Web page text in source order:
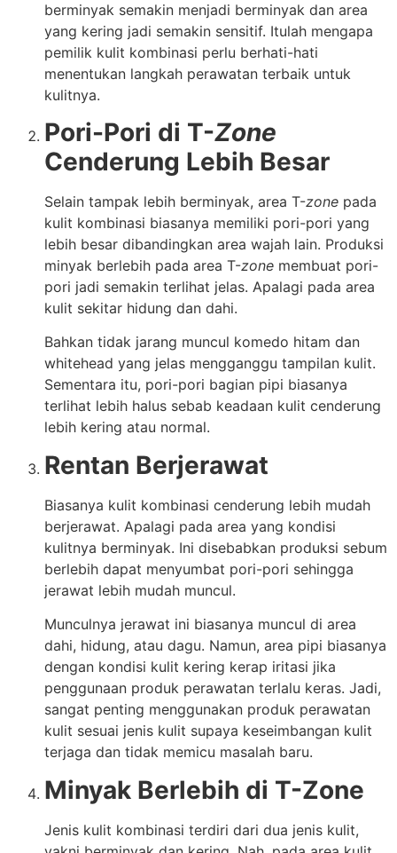
berminyak semakin menjadi berminyak dan area
yang kering jadi semakin sensitif. Itulah mengapa
pemilik kulit kombinasi perlu berhati-hati
menentukan langkah perawatan terbaik untuk
kulitnya.
Pori-Pori di T-Zone
Cenderung Lebih Besar
Selain tampak lebih berminyak, area T-zone pada
kulit kombinasi biasanya memiliki pori-pori yang
lebih besar dibandingkan area wajah lain. Produksi
minyak berlebih pada area T-zone membuat pori-
pori jadi semakin terlihat jelas. Apalagi pada area
kulit sekitar hidung dan dahi.
Bahkan tidak jarang muncul komedo hitam dan
whitehead yang jelas mengganggu tampilan kulit.
Sementara itu, pori-pori bagian pipi biasanya
terlihat lebih halus sebab keadaan kulit cenderung
lebih kering atau normal.
Rentan Berjerawat
Biasanya kulit kombinasi cenderung lebih mudah
berjerawat. Apalagi pada area yang kondisi
kulitnya berminyak. Ini disebabkan produksi sebum
berlebih dapat menyumbat pori-pori sehingga
jerawat lebih mudah muncul.
Munculnya jerawat ini biasanya muncul di area
dahi, hidung, atau dagu. Namun, area pipi biasanya
dengan kondisi kulit kering kerap iritasi jika
penggunaan produk perawatan terlalu keras. Jadi,
sangat penting menggunakan produk perawatan
kulit sesuai jenis kulit supaya keseimbangan kulit
terjaga dan tidak memicu masalah baru.
Minyak Berlebih di T-Zone
Jenis kulit kombinasi terdiri dari dua jenis kulit,